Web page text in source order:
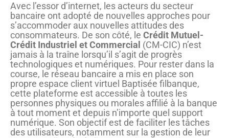
Avec l’essor d’internet, les acteurs du secteur
bancaire ont adopté de nouvelles approches pour
s’accommoder aux nouvelles attitudes des
consommateurs. De son côté, le Crédit Mutuel-
Crédit Industriel et Commercial (CM-CIC) n’est
jamais à la traîne lorsqu’il s’agit de progrès
technologiques et numériques. Pour rester dans la
course, le réseau bancaire a mis en place son
propre espace client virtuel Baptisée filbanque,
cette plateforme est accessible à toutes les
personnes physiques ou morales affilié à la banque
à tout moment et depuis n’importe quel support
numérique. Son objectif est de faciliter les tâches
des utilisateurs, notamment sur la gestion de leur